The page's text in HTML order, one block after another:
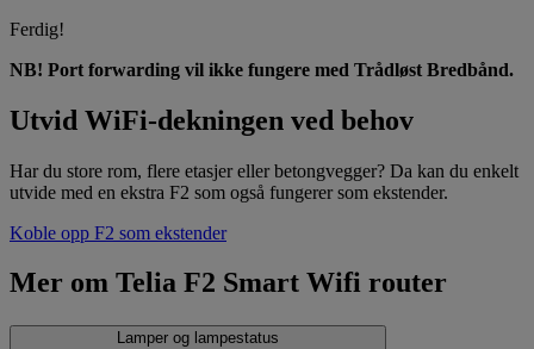
Ferdig!
NB! Port forwarding vil ikke fungere med Trådløst Bredbånd.
Utvid WiFi-dekningen ved behov
Har du store rom, flere etasjer eller betongvegger? Da kan du enkelt
utvide med en ekstra F2 som også fungerer som ekstender.
Koble opp F2 som ekstender
Mer om Telia F2 Smart Wifi router
Lamper og lampestatus